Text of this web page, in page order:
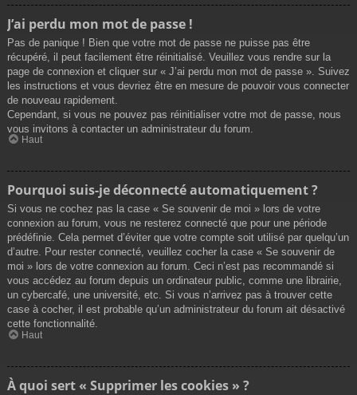
J’ai perdu mon mot de passe !
Pas de panique ! Bien que votre mot de passe ne puisse pas être
récupéré, il peut facilement être réinitialisé. Veuillez vous rendre sur la
page de connexion et cliquer sur « J’ai perdu mon mot de passe ». Suivez
les instructions et vous devriez être en mesure de pouvoir vous connecter
de nouveau rapidement.
Cependant, si vous ne pouvez pas réinitialiser votre mot de passe, nous
vous invitons à contacter un administrateur du forum.
Haut
Pourquoi suis-je déconnecté automatiquement ?
Si vous ne cochez pas la case « Se souvenir de moi » lors de votre
connexion au forum, vous ne resterez connecté que pour une période
prédéfinie. Cela permet d’éviter que votre compte soit utilisé par quelqu’un
d’autre. Pour rester connecté, veuillez cocher la case « Se souvenir de
moi » lors de votre connexion au forum. Ceci n’est pas recommandé si
vous accédez au forum depuis un ordinateur public, comme une librairie,
un cybercafé, une université, etc. Si vous n’arrivez pas à trouver cette
case à cocher, il est probable qu’un administrateur du forum ait désactivé
cette fonctionnalité.
Haut
À quoi sert « Supprimer les cookies » ?